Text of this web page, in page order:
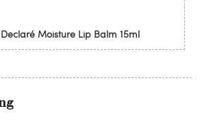
Moisture Lip Balm 15ml